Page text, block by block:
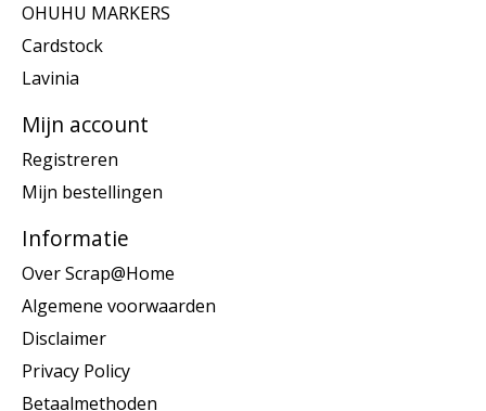
OHUHU MARKERS
Cardstock
Lavinia
Mijn account
Registreren
Mijn bestellingen
Informatie
Over Scrap@Home
Algemene voorwaarden
Disclaimer
Privacy Policy
Betaalmethoden